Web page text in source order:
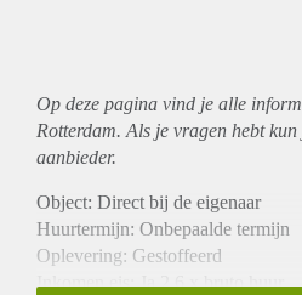
Op deze pagina vind je alle
Rotterdam. Als je vragen hebt
aanbieder.
Object: Direct bij de eigenaar
Huurtermijn: Onbepaalde termijn
Oplevering: Gestoffeerd
Inkomen eis: Ja 2,6 x bruto huur